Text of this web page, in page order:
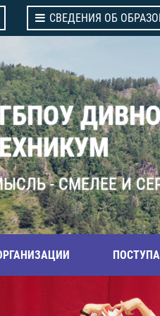
СВЕДЕНИЯ ОБ
- СМЕЛЕЕ И